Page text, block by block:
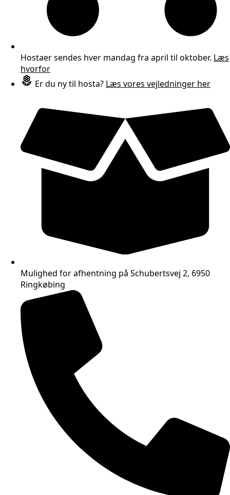
Hostaer sendes hver mandag fra april til oktober. Læs
hvorfor
Er du ny til hosta? Læs vores vejledninger her
Mulighed for afhentning på Schubertsvej 2, 6950
Ringkøbing